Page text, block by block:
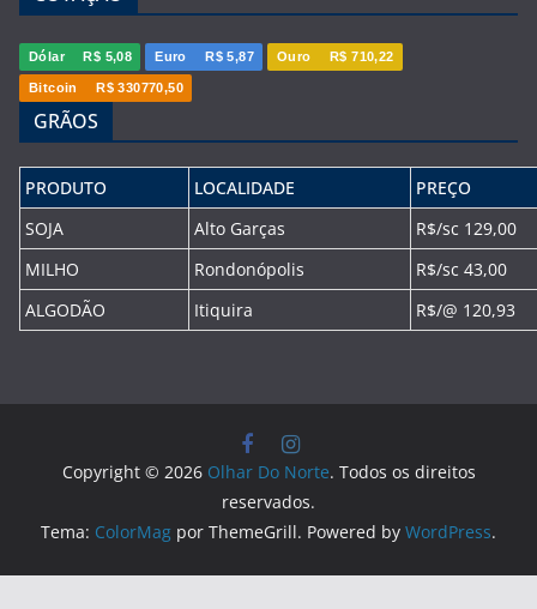
Dólar R$ 5,08 Euro R$ 5,87 Ouro R$ 710,22
Bitcoin R$ 330770,50
GRÃOS
PRODUTO LOCALIDADE
PREÇO
SOJA
Alto Garças
R$/sc 129,00
MILHO
Rondonópolis
R$/sc 43,00
ALGODÃO
Itiquira R$/@ 120,93
Copyright © 2026 Olhar Do Norte. Todos os direitos
reservados.
Tema: ColorMag por ThemeGrill. Powered by WordPress.